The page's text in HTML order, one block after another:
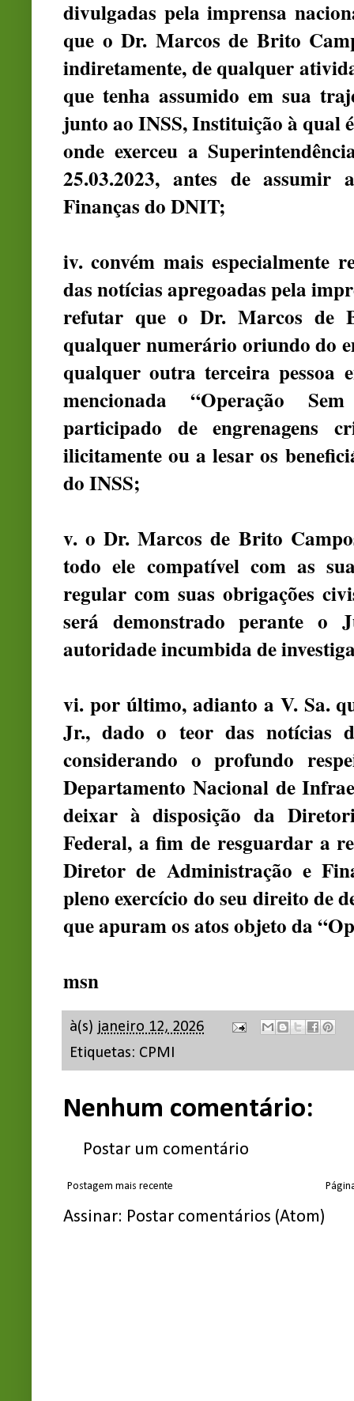
divulgadas pela imprensa
que o Dr. Marcos de Brito
indiretamente, de qualquer
que tenha assumido em sua
junto ao INSS, Instituição à qual
onde exerceu a
25.03.2023, antes de
Finanças do DNIT;
iv. convém mais especialmente
das notícias apregoadas pela
refutar que o Dr. Marcos de
qualquer numerário oriundo do
qualquer outra terceira pessoa
mencionada “Operação
participado de engrenagens
ilicitamente ou a lesar os
do INSS;
v. o Dr. Marcos de Brito
todo ele compatível com as
regular com suas obrigações
será demonstrado perante o
autoridade incumbida de
vi. por último, adianto a V. Sa.
Jr., dado o teor das notícias
considerando o profundo
Departamento Nacional de
deixar à disposição da
Federal, a fim de resguardar a
Diretor de Administração e
pleno exercício do seu direito de
que apuram os atos objeto da
msn
à(s) janeiro 12, 2026
Etiquetas: CPMI
Nenhum comentário:
Postar um comentário
Postagem mais recente
Assinar: Postar comentários (Atom)